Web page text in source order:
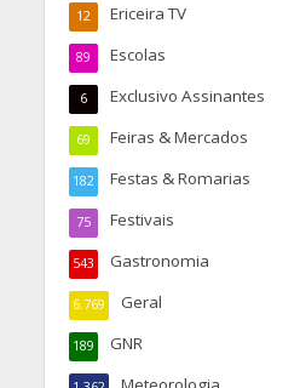
Ericeira TV
12
Escolas
89
Exclusivo Assinantes
6
Feiras & Mercados
69
Festas & Romarias
182
Festivais
75
Gastronomia
543
Geral
6.769
GNR
189